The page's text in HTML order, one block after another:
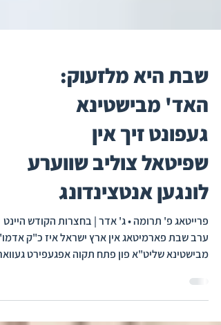
שבת היא מלזעוק:
האד' מבישטינא
געפונט זיך אין
שפיטאל צוליב שווערע
לונגען אנטצינדונג
ערב שבת פארמיטאג אין ארץ ישראל איז כ"ק
מבישטינא שליט"א פון פתח תקוה אפגעפירט